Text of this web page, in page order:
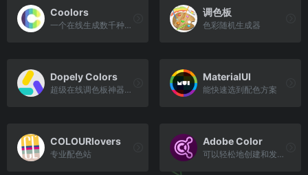
Coolors
一个在线生成数千种配色方案的调色板
调色板
色彩随机生成器
Dopely Colors
超级在线调色板神器， 一组渐变色彩配色方案
MaterialUI
能快速选到配色方案
COLOURlovers
专业配色站
Adobe Color
可以轻松地创建和发现可访问的独特颜色主题,将其用于所有创意项目中